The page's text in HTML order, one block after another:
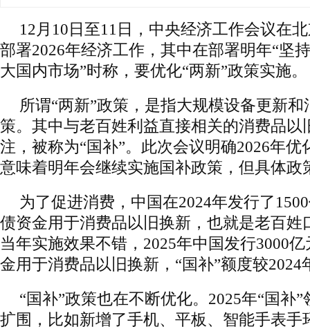
12月10日至11日，中央经济工作会议在
部署2026年经济工作，其中在部署明年“坚
大国内市场”时称，要优化“两新”政策实施。
所谓“两新”政策，是指大规模设备更新
策。其中与老百姓利益直接相关的消费品以
注，被称为“国补”。此次会议明确2026年优
意味着明年会继续实施国补政策，但具体政
为了促进消费，中国在2024年发行了
债资金用于消费品以旧换新，也就是老百姓
当年实施效果不错，2025年中国发行3000
金用于消费品以旧换新，“国补”额度较2024
“国补”政策也在不断优化。2025年“国补
扩围，比如新增了手机、平板、智能手表手